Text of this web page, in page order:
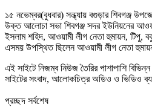
১৫ নভেম্বর(বুধবার) সন্ধ্যায় বগুড়ার শিবগঞ্জ
উক্ত আলোচা সভা শিবগঞ্জ সদর ইউনিয়নের
ইসলাম শহিদ, আওয়ামী লীগ নেতা হুমায়ন, টিপু,
এসময় উপস্থিত ছিলেন আওয়ামী লীগ নেতা
এই সাইটে নিজম্ব নিউজ তৈরির পাশাপাশি
সাইটের সংবাদ, আলোকচিত্র অডিও ও ভিডিও
প্রচ্ছদ সর্বশেষ